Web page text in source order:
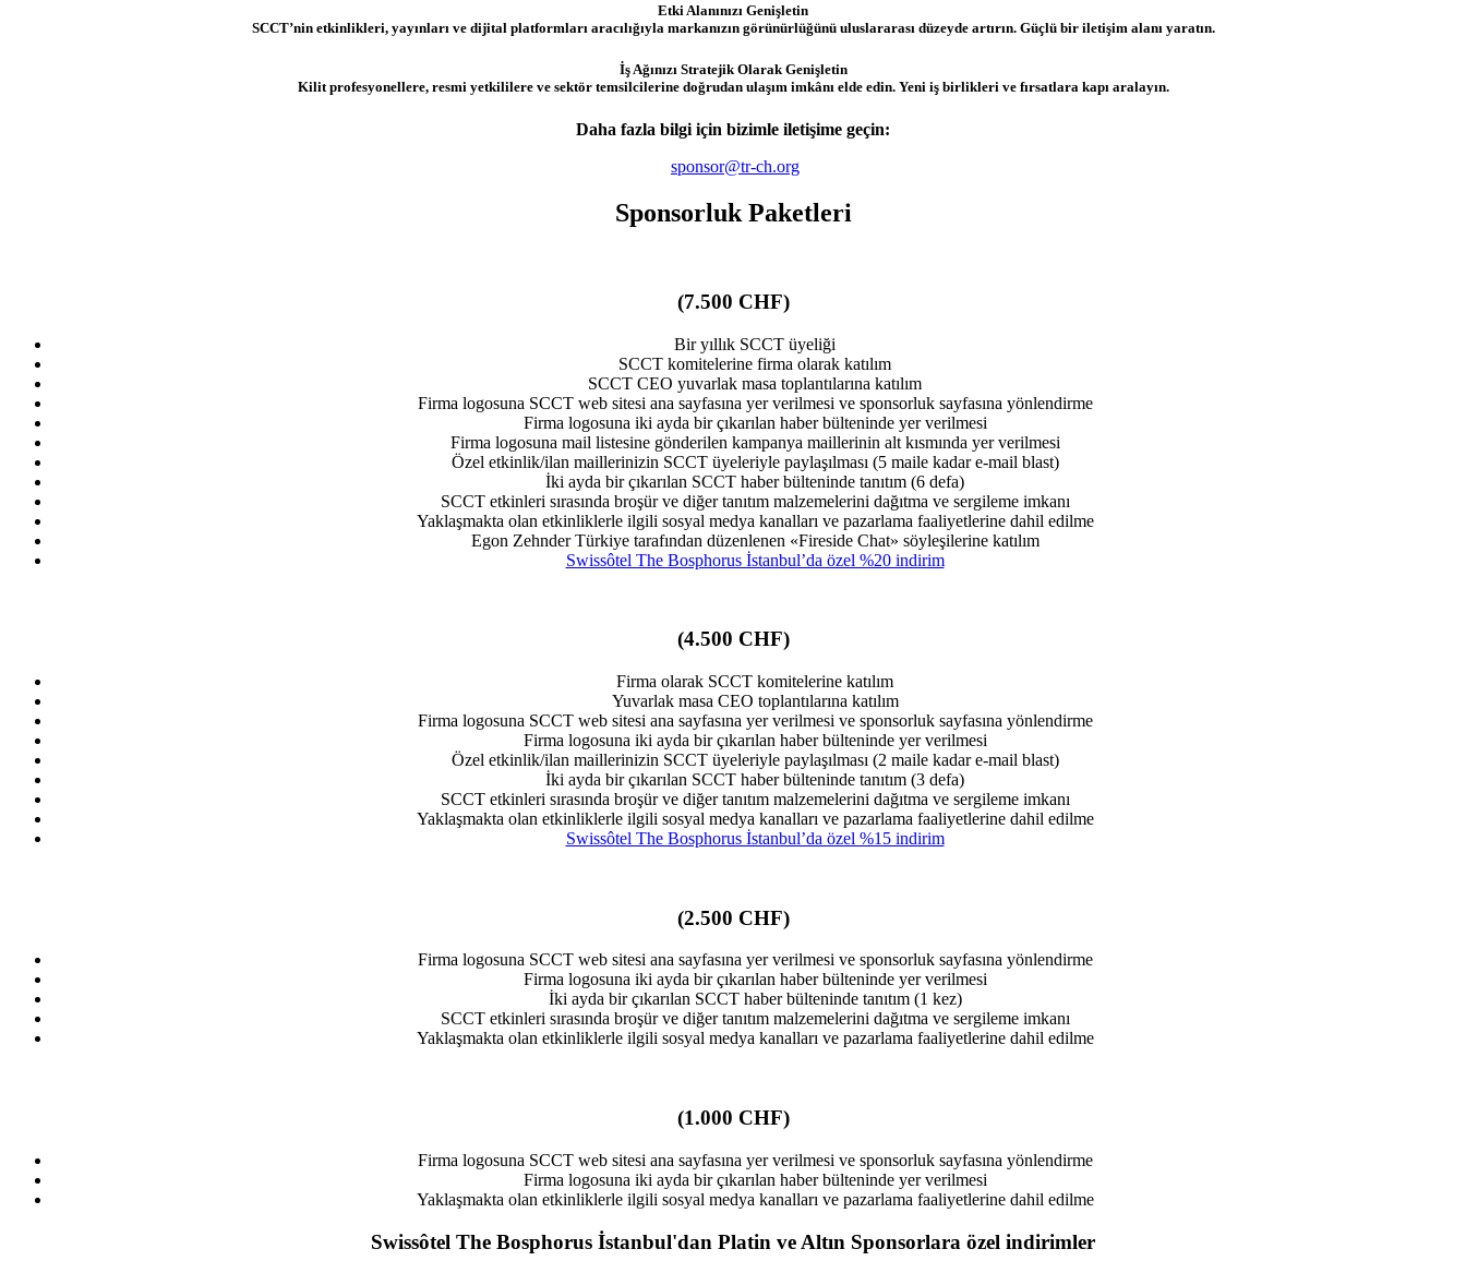
Etki Alanınızı Genişletin
SCCT’nin etkinlikleri, yayınları ve dijital platformları aracılığıyla markanızın görünürlüğünü uluslararası düzeyde artırın. Güçlü bir iletişim alanı yaratın.
İş Ağınızı Stratejik Olarak Genişletin
Kilit profesyonellere, resmi yetkililere ve sektör temsilcilerine doğrudan ulaşım imkânı elde edin. Yeni iş birlikleri ve fırsatlara kapı aralayın.
Daha fazla bilgi için bizimle iletişime geçin:
sponsor@tr-ch.org
Sponsorluk Paketleri
(7.500 CHF)
Bir yıllık SCCT üyeliği
SCCT komitelerine firma olarak katılım
SCCT CEO yuvarlak masa toplantılarına katılım
Firma logosuna SCCT web sitesi ana sayfasına yer verilmesi ve sponsorluk sayfasına yönlendirme
Firma logosuna iki ayda bir çıkarılan haber bülteninde yer verilmesi
Firma logosuna mail listesine gönderilen kampanya maillerinin alt kısmında yer verilmesi
Özel etkinlik/ilan maillerinizin SCCT üyeleriyle paylaşılması (5 maile kadar e-mail blast)
İki ayda bir çıkarılan SCCT haber bülteninde tanıtım (6 defa)
SCCT etkinleri sırasında broşür ve diğer tanıtım malzemelerini dağıtma ve sergileme imkanı
Yaklaşmakta olan etkinliklerle ilgili sosyal medya kanalları ve pazarlama faaliyetlerine dahil edilme
Egon Zehnder Türkiye tarafından düzenlenen «Fireside Chat» söyleşilerine katılım
Swissôtel The Bosphorus İstanbul’da özel %20 indirim
(4.500 CHF)
Firma olarak SCCT komitelerine katılım
Yuvarlak masa CEO toplantılarına katılım
Firma logosuna SCCT web sitesi ana sayfasına yer verilmesi ve sponsorluk sayfasına yönlendirme
Firma logosuna iki ayda bir çıkarılan haber bülteninde yer verilmesi
Özel etkinlik/ilan maillerinizin SCCT üyeleriyle paylaşılması (2 maile kadar e-mail blast)
İki ayda bir çıkarılan SCCT haber bülteninde tanıtım (3 defa)
SCCT etkinleri sırasında broşür ve diğer tanıtım malzemelerini dağıtma ve sergileme imkanı
Yaklaşmakta olan etkinliklerle ilgili sosyal medya kanalları ve pazarlama faaliyetlerine dahil edilme
Swissôtel The Bosphorus İstanbul’da özel %15 indirim
(2.500 CHF)
Firma logosuna SCCT web sitesi ana sayfasına yer verilmesi ve sponsorluk sayfasına yönlendirme
Firma logosuna iki ayda bir çıkarılan haber bülteninde yer verilmesi
İki ayda bir çıkarılan SCCT haber bülteninde tanıtım (1 kez)
SCCT etkinleri sırasında broşür ve diğer tanıtım malzemelerini dağıtma ve sergileme imkanı
Yaklaşmakta olan etkinliklerle ilgili sosyal medya kanalları ve pazarlama faaliyetlerine dahil edilme
(1.000 CHF)
Firma logosuna SCCT web sitesi ana sayfasına yer verilmesi ve sponsorluk sayfasına yönlendirme
Firma logosuna iki ayda bir çıkarılan haber bülteninde yer verilmesi
Yaklaşmakta olan etkinliklerle ilgili sosyal medya kanalları ve pazarlama faaliyetlerine dahil edilme
Swissôtel The Bosphorus İstanbul'dan Platin ve Altın Sponsorlara özel indirimler